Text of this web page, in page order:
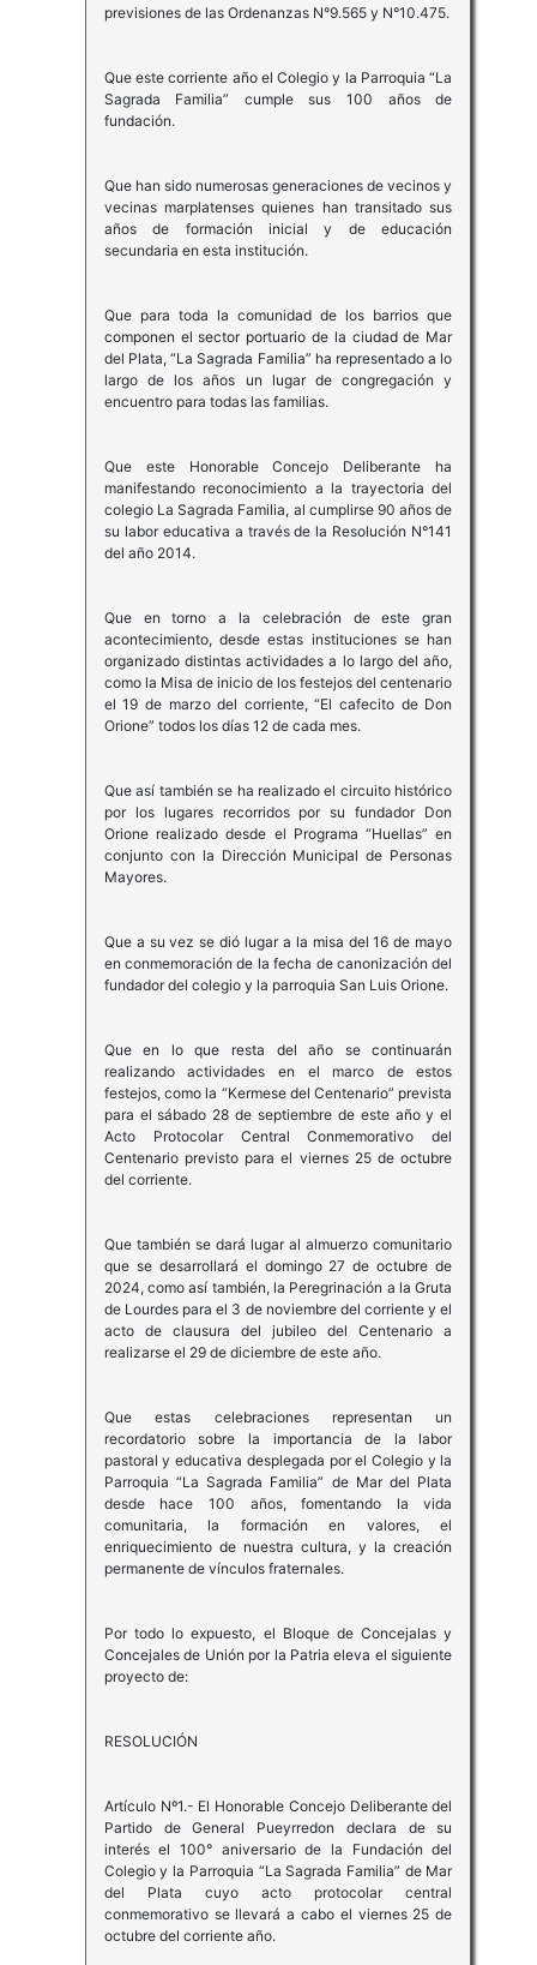
previsiones de las Ordenanzas N°9.565 y N°10.475.
Que este corriente año el Colegio y la Parroquia “La
Sagrada Familia” cumple sus 100 años de
fundación.
Que han sido numerosas generaciones de vecinos y
vecinas marplatenses quienes han transitado sus
años de formación inicial y de educación
secundaria en esta institución.
Que para toda la comunidad de los barrios que
componen el sector portuario de la ciudad de Mar
del Plata, “La Sagrada Familia” ha representado a lo
largo de los años un lugar de congregación y
encuentro para todas las familias.
Que este Honorable Concejo Deliberante ha
manifestando reconocimiento a la trayectoria del
colegio La Sagrada Familia, al cumplirse 90 años de
su labor educativa a través de la Resolución N°141
del año 2014.
Que en torno a la celebración de este gran
acontecimiento, desde estas instituciones se han
organizado distintas actividades a lo largo del año,
como la Misa de inicio de los festejos del centenario
el 19 de marzo del corriente, “El cafecito de Don
Orione” todos los días 12 de cada mes.
Que así también se ha realizado el circuito histórico
por los lugares recorridos por su fundador Don
Orione realizado desde el Programa “Huellas” en
conjunto con la Dirección Municipal de Personas
Mayores.
Que a su vez se dió lugar a la misa del 16 de mayo
en conmemoración de la fecha de canonización del
fundador del colegio y la parroquia San Luis Orione.
Que en lo que resta del año se continuarán
realizando actividades en el marco de estos
festejos, como la “Kermese del Centenario” prevista
para el sábado 28 de septiembre de este año y el
Acto Protocolar Central Conmemorativo del
Centenario previsto para el viernes 25 de octubre
del corriente.
Que también se dará lugar al almuerzo comunitario
que se desarrollará el domingo 27 de octubre de
2024, como así también, la Peregrinación a la Gruta
de Lourdes para el 3 de noviembre del corriente y el
acto de clausura del jubileo del Centenario a
realizarse el 29 de diciembre de este año.
Que estas celebraciones representan un
recordatorio sobre la importancia de la labor
pastoral y educativa desplegada por el Colegio y la
Parroquia “La Sagrada Familia” de Mar del Plata
desde hace 100 años, fomentando la vida
comunitaria, la formación en valores, el
enriquecimiento de nuestra cultura, y la creación
permanente de vínculos fraternales.
Por todo lo expuesto, el Bloque de Concejalas y
Concejales de Unión por la Patria eleva el siguiente
proyecto de:
RESOLUCIÓN
Artículo Nº1.- El Honorable Concejo Deliberante del
Partido de General Pueyrredon declara de su
interés el 100° aniversario de la Fundación del
Colegio y la Parroquia “La Sagrada Familia” de Mar
del Plata cuyo acto protocolar central
conmemorativo se llevará a cabo el viernes 25 de
octubre del corriente año.